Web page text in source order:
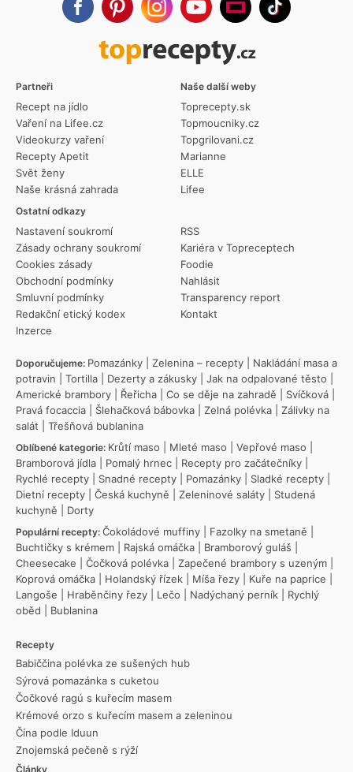
Partneři
Recept na jídlo
Vaření na Lifee.cz
Videokurzy vaření
Recepty Apetit
Svět ženy
Naše krásná zahrada
Ostatní odkazy
Nastavení soukromí
Zásady ochrany soukromí
Cookies zásady
Obchodní podmínky
Smluvní podmínky
Redakční etický kodex
Inzerce
RSS
Kariéra v Topreceptech
Foodie
Nahlásit
Transparency report
Kontakt
Naše další weby
Toprecepty.sk
Topmoucniky.cz
Topgrilovani.cz
Marianne
ELLE
Lifee
Doporučujeme: Pomazánky Zelenina – recepty
Nakládání masa a
potravin
Tortilla Dezerty a zákusky Jak na odpalované těsto
Americké brambory
Řeřicha Co se děje na zahradě Svíčková
Pravá focaccia
Šlehačková bábovka Zelná polévka
Zálivky na
salát
Třešňová bublanina
Oblíbené kategorie: Krůtí maso Mleté maso Vepřové maso
Bramborová jídla
Pomalý hrnec Recepty pro začátečníky
Rychlé recepty
Snadné recepty Pomazánky Sladké recepty
Dietní recepty
Česká kuchyně Zeleninové saláty
Studená
kuchyně
Dorty
Populární recepty: Čokoládové muffiny Fazolky na smetaně
Buchtičky s krémem
Rajská omáčka Bramborový guláš
Cheesecake
Čočková polévka Zapečené brambory s uzeným
Koprová omáčka
Holandský řízek Míša řezy Kuře na paprice
Langoše
Hraběnčiny řezy Lečo Nadýchaný perník
Rychlý
oběd
Bublanina
Recepty
Babiččina polévka ze sušených hub
Sýrová pomazánka s cuketou
Čočkové ragú s kuřecím masem
Krémové orzo s kuřecím masem a zeleninou
Čína podle Iduun
Znojemská pečeně s rýží
Články